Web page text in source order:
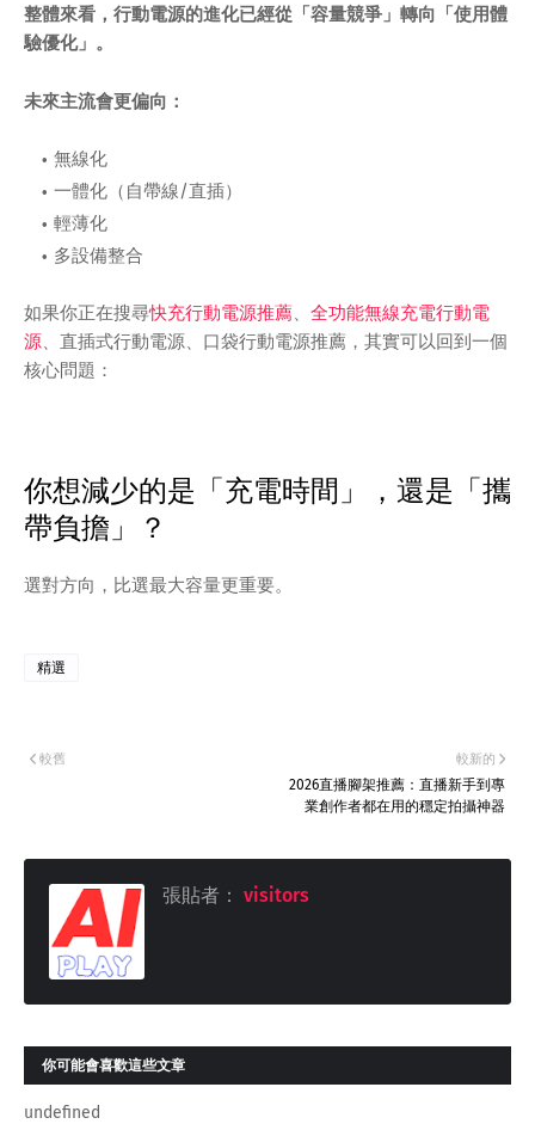
整體來看，行動電源的進化已經從「容量競爭」轉向「使用體
驗優化」。
未來主流會更偏向：
無線化
一體化（自帶線/直插）
輕薄化
多設備整合
如果你正在搜尋快充行動電源推薦、 全功能無線充電行動電
源、直插式行動電源、口袋行動電源推薦，其實可以回到一個
核心問題：
你想減少的是「充電時間」，還是「攜
帶負擔」？
選對方向，比選最大容量更重要。
精選
較新的
2026直播腳架推薦：直播新手到專
業創作者都在用的穩定拍攝神器
較舊
張貼者： visitors
你可能會喜歡這些文章
undefined